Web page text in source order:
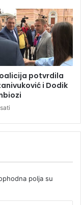
potvrdila
i Dodik
polja su